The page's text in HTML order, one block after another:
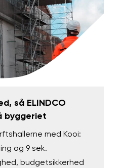
så ELINDCO
byggeriet
med Kooi:
og 9 sek.
budgetsikkerhed